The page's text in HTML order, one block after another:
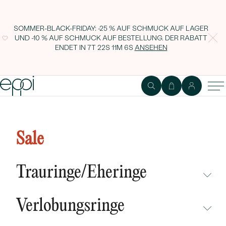
SOMMER-BLACK-FRIDAY: -25 % AUF SCHMUCK AUF LAGER
UND -10 % AUF SCHMUCK AUF BESTELLUNG. DER RABATT
ENDET IN 7T 22S 11M 5S ANSEHEN
Sale
Trauringe/Eheringe
NEUHEITEN
Verlobungsringe
Grown Diamanten Betsy